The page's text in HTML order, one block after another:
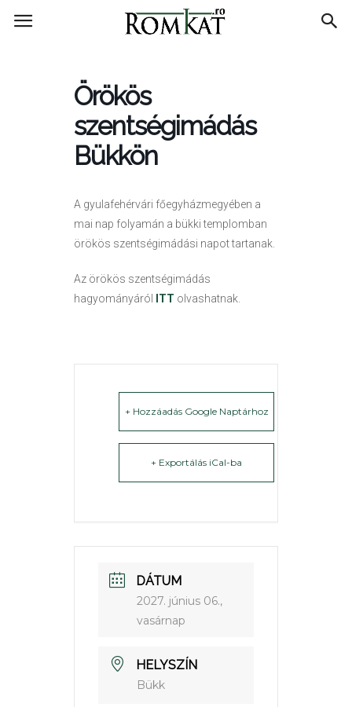
RomKat.ro
Örökös
szentségimádás
Bükkön
A gyulafehérvári főegyházmegyében a
mai nap folyamán a bükki templomban
örökös szentségimádási napot tartanak.
Az örökös szentségimádás
hagyományáról
ITT olvashatnak.
+ Hozzáadás Google Naptárhoz
+ Exportálás iCal-ba
DÁTUM
2027. június 06.,
vasárnap
HELYSZÍN
Bükk